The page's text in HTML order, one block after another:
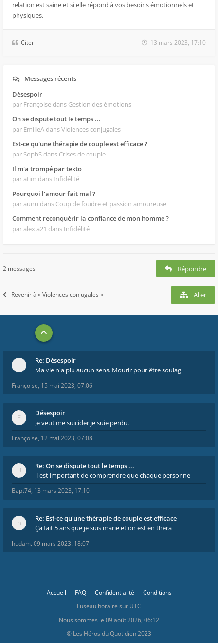
relation est saine et si elle répond à vos besoins émotionnels et
physiques.
Citer 13 mars 2023, 17:10
Messages récents
Désespoir
par Françoise dans Gestion des émotions
On se dispute tout le temps ...
par EmilieA dans Violences conjugales
Est-ce qu'une thérapie de couple est efficace ?
par SophS dans Crises de couple
Il m'a trompé par texto
par atim dans Infidélité
Pourquoi l'amour fait mal ?
par aunu dans Coup de foudre et passion amoureuse
Comment reconquérir la confiance de mon homme ?
par alexia21 dans Infidélité
2 messages Répondre
Revenir à « Violences conjugales » Aller
Re: Désespoir
Ma vie n'a plu aucun sens. Mourir pour être soulag
Françoise, 15 mai 2023, 07:06
Désespoir
Je veut me suicider je suie perdu.
Françoise, 12 mai 2023, 07:08
Re: On se dispute tout le temps ...
il est important de comprendre que chaque personne
Bapt74, 13 mars 2023, 17:10
Re: Est-ce qu'une thérapie de couple est efficace
Ça fait 5 ans que je suis marié et on est en théra
hudam, 09 mars 2023, 18:07
Accueil FAQ Confidentialité
Conditions
Fuseau horaire sur UTC
Nous sommes le 09 août 2026, 06:12
© Les Héros du Quotidien 2023